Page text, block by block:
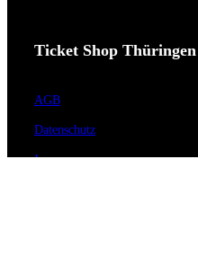
Ticket Shop Thüringen
AGB
Datenschutz
Impressum